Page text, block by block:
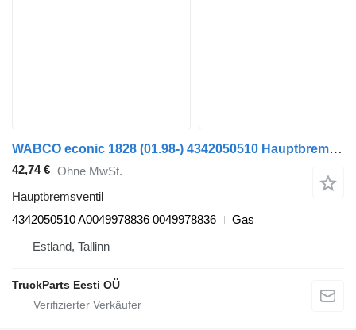
WABCO econic 1828 (01.98-) 4342050510 Hauptbremsventil für Mercedes-Benz Econic (1998-2014) Sattelzugmaschine
42,74 € Ohne MwSt.
Hauptbremsventil
4342050510 A0049978836 0049978836
Gas
Estland, Tallinn
TruckParts Eesti OÜ